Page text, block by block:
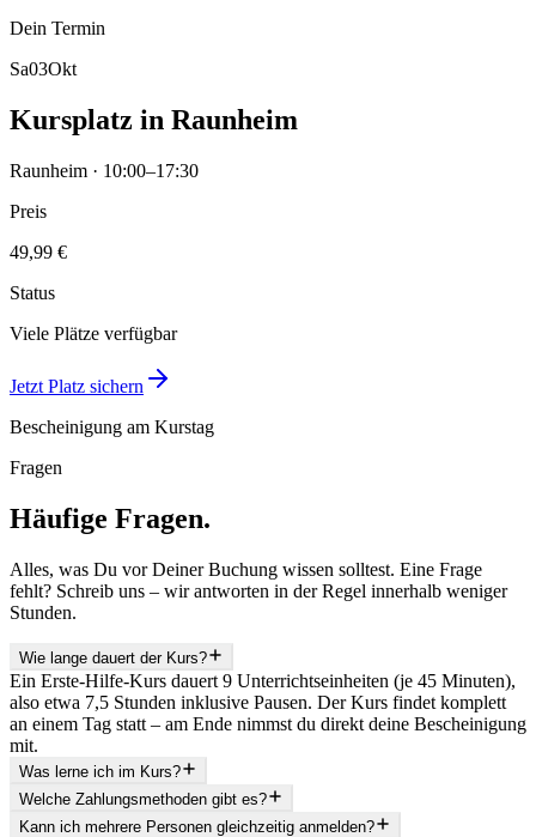
Dein Termin
Sa03Okt
Kursplatz in Raunheim
Raunheim · 10:00–17:30
Preis
49,99 €
Status
Viele Plätze verfügbar
Jetzt Platz sichern
Bescheinigung am Kurstag
Fragen
Häufige Fragen.
Alles, was Du vor Deiner Buchung wissen solltest. Eine Frage
fehlt? Schreib uns – wir antworten in der Regel innerhalb weniger
Stunden.
Wie lange dauert der Kurs?
Ein Erste-Hilfe-Kurs dauert 9 Unterrichtseinheiten (je 45 Minuten),
also etwa 7,5 Stunden inklusive Pausen. Der Kurs findet komplett
an einem Tag statt – am Ende nimmst du direkt deine Bescheinigung
mit.
Was lerne ich im Kurs?
Welche Zahlungsmethoden gibt es?
Kann ich mehrere Personen gleichzeitig anmelden?